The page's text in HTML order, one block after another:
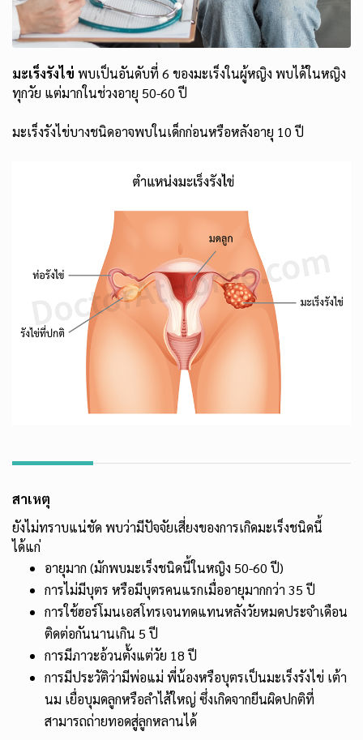
มะเร็งรังไข่ พบเป็นอันดับที่ 6 ของมะเร็งในผู้หญิง พบได้ในหญิง
ทุกวัย แต่มากในช่วงอายุ 50-60 ปี
มะเร็งรังไข่บางชนิดอาจพบในเด็กก่อนหรือหลังอายุ 10 ปี
สาเหตุ
ยังไม่ทราบแน่ชัด พบว่ามีปัจจัยเสี่ยงของการเกิดมะเร็งชนิดนี้
ได้แก่
อายุมาก (มักพบมะเร็งชนิดนี้ในหญิง 50-60 ปี)
การไม่มีบุตร หรือมีบุตรคนแรกเมื่ออายุมากกว่า 35 ปี
การใช้ฮอร์โมนเอสโทรเจนทดแทนหลังวัยหมดประจำเดือน
ติดต่อกันนานเกิน 5 ปี
การมีภาวะอ้วนตั้งแต่วัย 18 ปี
การมีประวัติว่ามีพ่อแม่ พี่น้องหรือบุตรเป็นมะเร็งรังไข่ เต้า
นม เยื่อบุมดลูกหรือลำไส้ใหญ่ ซึ่งเกิดจากยีนผิดปกติที่
สามารถถ่ายทอดสู่ลูกหลานได้